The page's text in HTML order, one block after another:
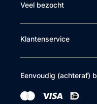
Veel bezocht
Klantenservice
Eenvoudig (achteraf)